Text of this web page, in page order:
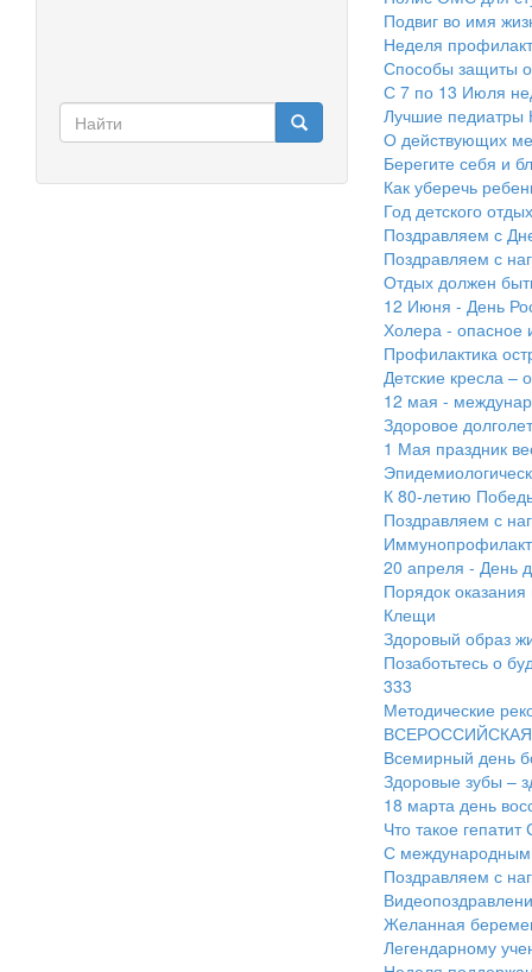
Форма
поиска
Подвиг во имя
Неделя
Способы защиты
С 7 по 13 Июля
Лучшие педиатры
О действующих
Берегите себя и
Как уберечь
Год детского
Поздравляем с
Поздравляем с
Отдых должен
12 Июня - День
Холера - опасное
Профилактика
Детские кресла –
12 мая -
Здоровое
1 Мая праздник
К 80-летию
Поздравляем с
20 апреля - День
Порядок
Клещи
Здоровый образ
Позаботьтесь о
333
Методические
Всемирный день
Здоровые зубы –
18 марта день
Что такое гепатит
С
Поздравляем с
Желанная
Легендарному